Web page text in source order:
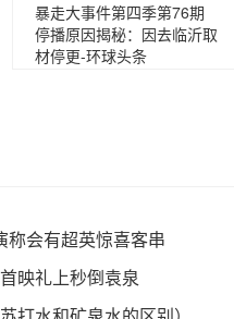
暴走大事件第四季第76期
停播原因揭秘：因去临沂取
材停更-环球头条
称会有超英惊喜客串
映礼上秒倒袁泉